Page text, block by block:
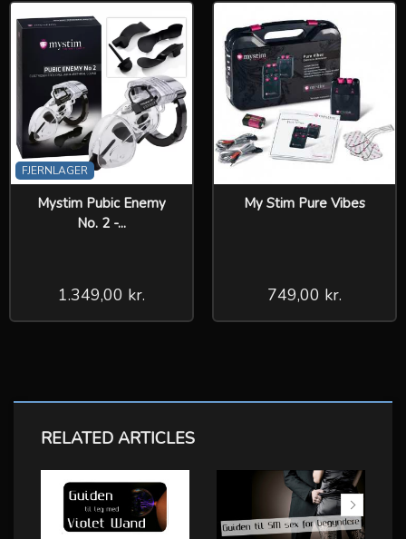
FJERNLAGER
Mystim Pubic Enemy
No. 2 -...
1.349,00 kr.
My Stim Pure Vibes
749,00 kr.
RELATED ARTICLES